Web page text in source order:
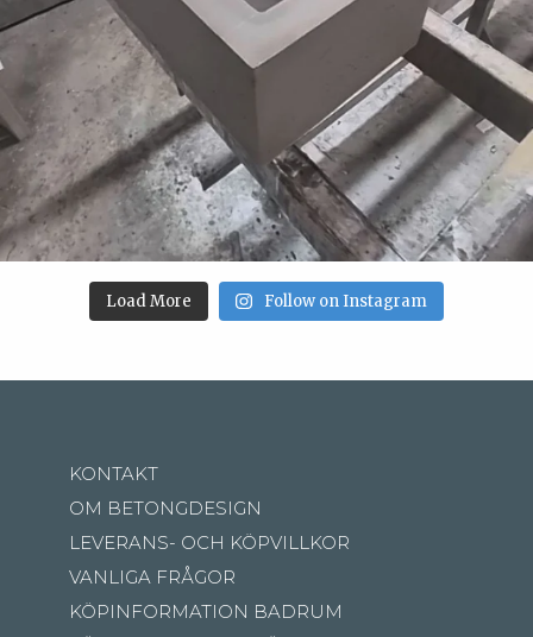
Load More Follow on Instagram
KONTAKT
OM BETONGDESIGN
LEVERANS- OCH KÖPVILLKOR
VANLIGA FRÅGOR
KÖPINFORMATION BADRUM